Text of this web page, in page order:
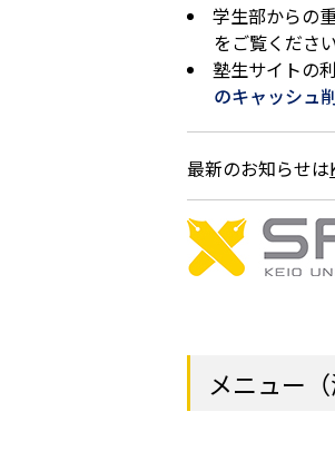
学生部からの
をご覧ください
塾生サイトの
のキャッシュ
最新のお知らせは
メニュー